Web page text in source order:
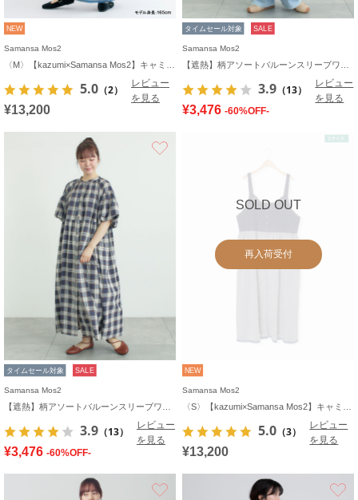
NEW
Samansa Mos2
5.0 （2）
レビュー
を見る
¥13,200
タイムセール対象 SALE
Samansa Mos2
3.9 （13）
レビュー
を見る
¥3,476 -60%OFF-
タイムセール対象 SALE
Samansa Mos2
3.9 （13）
レビュー
を見る
¥3,476 -60%OFF-
SOLD OUT
再入荷受付
NEW
Samansa Mos2
5.0 （3）
レビュー
を見る
¥13,200